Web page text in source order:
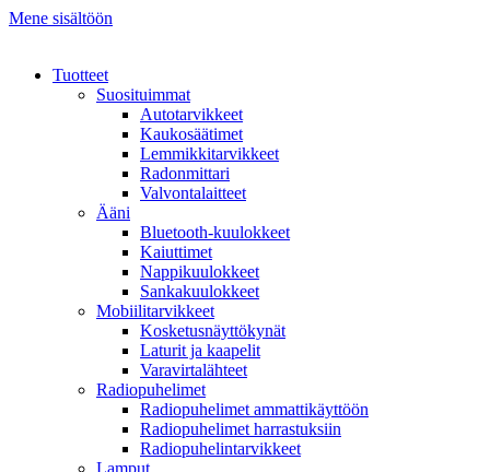
Mene sisältöön
Tuotteet
Suosituimmat
Autotarvikkeet
Kaukosäätimet
Lemmikkitarvikkeet
Radonmittari
Valvontalaitteet
Ääni
Bluetooth-kuulokkeet
Kaiuttimet
Nappikuulokkeet
Sankakuulokkeet
Mobiilitarvikkeet
Kosketusnäyttökynät
Laturit ja kaapelit
Varavirtalähteet
Radiopuhelimet
Radiopuhelimet ammattikäyttöön
Radiopuhelimet harrastuksiin
Radiopuhelintarvikkeet
Lamput